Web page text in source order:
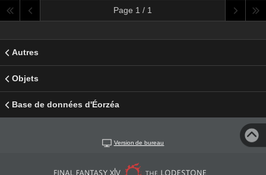
Page 1 / 1
Autres
Objets
Base de données d'Éorzéa
Version de bureau